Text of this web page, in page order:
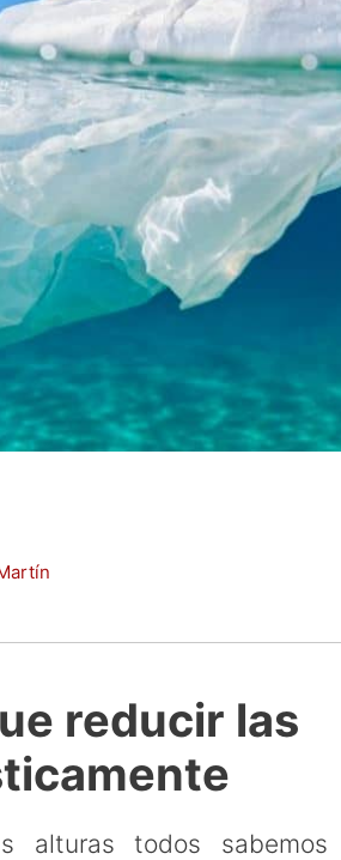
reducir las
alturas todos sabemos